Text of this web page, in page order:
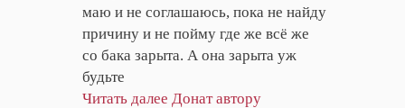
маю и не соглашаюсь, пока не найду
причину и не пойму где же всё же
со бака зарыта. А она зарыта уж
будьте
Читать далее Донат автору